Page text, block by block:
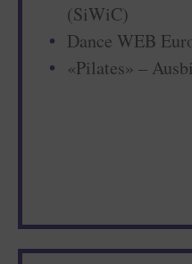
(SiWiC)
Dance WEB
«Pilates» –